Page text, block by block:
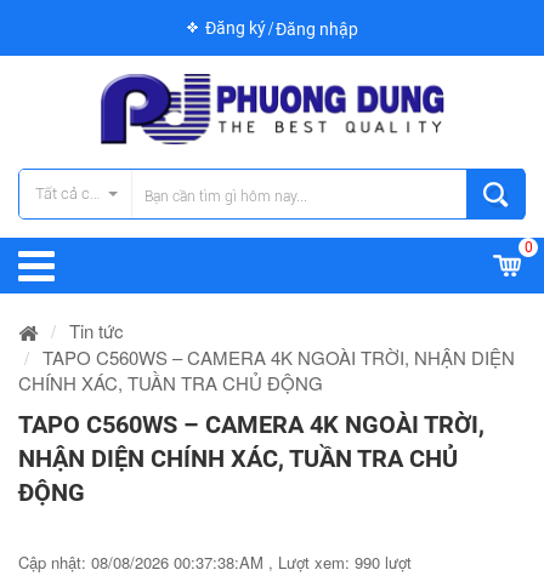
Đăng ký Đăng nhập
Tất cả các danh mục
0
Tin tức
TAPO C560WS – CAMERA 4K NGOÀI TRỜI, NHẬN DIỆN
CHÍNH XÁC, TUẦN TRA CHỦ ĐỘNG
TAPO C560WS – CAMERA 4K NGOÀI TRỜI,
NHẬN DIỆN CHÍNH XÁC, TUẦN TRA CHỦ
ĐỘNG
Cập nhật: 08/08/2026 00:37:38:AM , Lượt xem: 990 lượt